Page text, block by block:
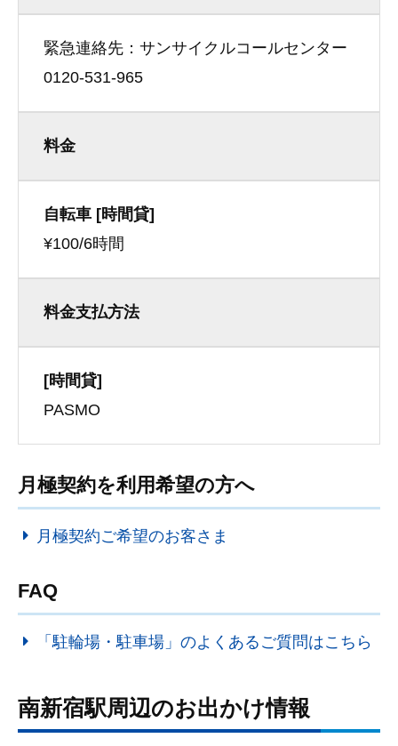
緊急連絡先：サンサイクルコールセンター
0120-531-965
料金
自転車 [時間貸]
¥100/6時間
料金支払方法
[時間貸]
PASMO
月極契約を利用希望の方へ
月極契約ご希望のお客さま
FAQ
「駐輪場・駐車場」のよくあるご質問はこちら
南新宿駅周辺のお出かけ情報